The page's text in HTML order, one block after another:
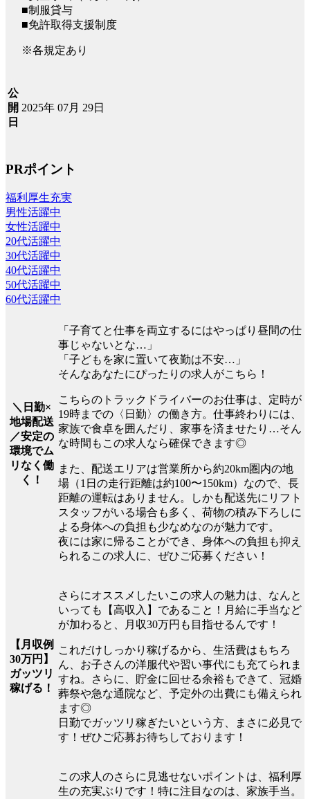
■制服貸与
■免許取得支援制度
※各規定あり
公
開
日
2025年 07月 29日
PRポイント
福利厚生充実
男性活躍中
女性活躍中
20代活躍中
30代活躍中
40代活躍中
50代活躍中
60代活躍中
＼日勤×
地場配送
／安定の
環境でム
リなく働
く！
「子育てと仕事を両立するにはやっぱり昼間の仕
事じゃないとな…」
「子どもを家に置いて夜勤は不安…」
そんなあなたにぴったりの求人がこちら！
こちらのトラックドライバーのお仕事は、定時が
19時までの〈日勤〉の働き方。仕事終わりには、
家族で食卓を囲んだり、家事を済ませたり…そん
な時間もこの求人なら確保できます◎
また、配送エリアは営業所から約20km圏内の地
場（1日の走行距離は約100〜150km）なので、長
距離の運転はありません。しかも配送先にリフト
スタッフがいる場合も多く、荷物の積み下ろしに
よる身体への負担も少なめなのが魅力です。
夜には家に帰ることができ、身体への負担も抑え
られるこの求人に、ぜひご応募ください！
【月収例
30万円】
ガッツリ
稼げる！
さらにオススメしたいこの求人の魅力は、なんと
いっても【高収入】であること！月給に手当など
が加わると、月収30万円も目指せるんです！
これだけしっかり稼げるから、生活費はもちろ
ん、お子さんの洋服代や習い事代にも充てられま
すね。さらに、貯金に回せる余裕もできて、冠婚
葬祭や急な通院など、予定外の出費にも備えられ
ます◎
日勤でガッツリ稼ぎたいという方、まさに必見で
す！ぜひご応募お待ちしております！
この求人のさらに見逃せないポイントは、福利厚
生の充実ぶりです！特に注目なのは、家族手当。